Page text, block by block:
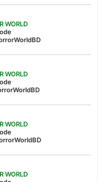
WORLD
WORLD
WORLD
WORLD